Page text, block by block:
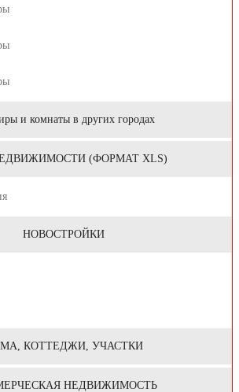
и комнаты в других городах
(ФОРМАТ XLS)
НОВОСТРОЙКИ
КОТТЕДЖИ, УЧАСТКИ
НЕДВИЖИМОСТЬ